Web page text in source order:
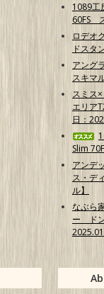
1089
60FS
ロデオ
ドスタ
アング
スキマ
スミス
エリア
日：
Slim
アンデ
ス・デ
ル】
なぶら
ー ド